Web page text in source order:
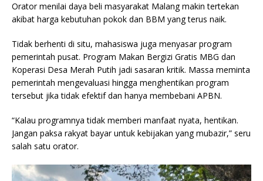
Orator menilai daya beli masyarakat Malang makin tertekan
akibat harga kebutuhan pokok dan BBM yang terus naik.
Tidak berhenti di situ, mahasiswa juga menyasar program
pemerintah pusat. Program Makan Bergizi Gratis MBG dan
Koperasi Desa Merah Putih jadi sasaran kritik. Massa meminta
pemerintah mengevaluasi hingga menghentikan program
tersebut jika tidak efektif dan hanya membebani APBN.
“Kalau programnya tidak memberi manfaat nyata, hentikan.
Jangan paksa rakyat bayar untuk kebijakan yang mubazir,” seru
salah satu orator.